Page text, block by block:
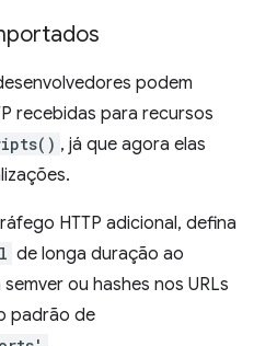
podem
recebidas para recursos
, já que agora elas
HTTP adicional, defina
de longa duração ao
ou hashes nos URLs
padrão de